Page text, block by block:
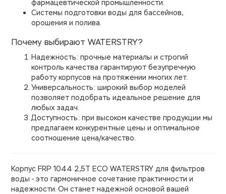
фармацевтической промышленности.
Системы подготовки воды для бассейнов,
орошения и полива.
Почему выбирают WATERSTRY?
Надежность: прочные материалы и строгий
контроль качества гарантируют безупречную
работу корпусов на протяжении многих лет.
Универсальность: широкий выбор моделей
позволяет подобрать идеальное решение для
любых задач.
Доступность: при высоком качестве продукции мы
предлагаем конкурентные цены и оптимальное
соотношение цена/качество.
Корпус FRP 1044 2,5Т ECO WATERSTRY для фильтров
воды - это гармоничное сочетание практичности и
надежности. Он станет надежной основой вашей